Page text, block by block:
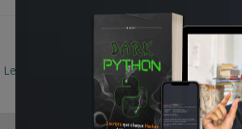
Les champs obligatoires sont indiqués avec*